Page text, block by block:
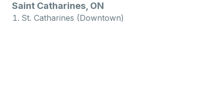
Saint Catharines, ON
St. Catharines (Downtown)